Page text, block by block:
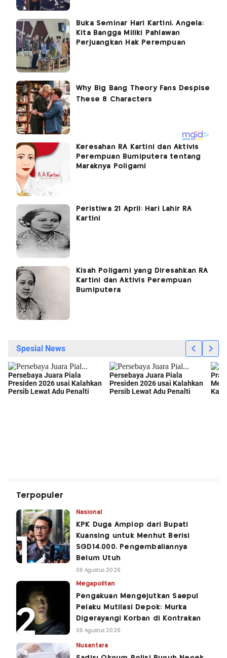
Buka Seminar Hari Kartini, Angela:
Kita Bangga Miliki Pahlawan
Perjuangkan Hak Perempuan
Keresahan RA Kartini dan Aktivis
Perempuan Bumiputera tentang
Maraknya Poligami
Peristiwa 21 April: Hari Lahir RA
Kartini
Kisah Poligami yang Diresahkan RA
Kartini dan Aktivis Perempuan
Bumiputera
Terpopuler
Nasional
KPK Duga Amplop dari Bupati
Kuansing untuk Menhut Berisi
SGD14.000, Pengembaliannya
Belum Utuh
06 Agustus 2026
Megapolitan
Pengakuan Mengejutkan Saepul
Pelaku Mutilasi Depok: Murka
Digerayangi Korban di Kontrakan
06 Agustus 2026
Nusantara